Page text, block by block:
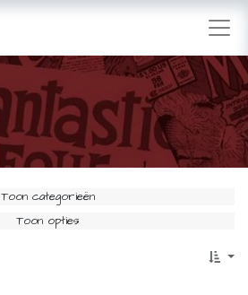
Toon categorieën
Toon opties